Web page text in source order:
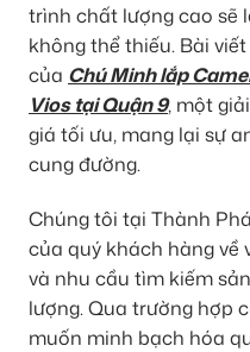
trình chất lượng cao sẽ
không thể thiếu. Bài
của Chú Minh lắp
Vios tại Quận 9, một
giá tối ưu, mang lại sự
cung đường.
Chúng tôi tại Thành
của quý khách hàng về
và nhu cầu tìm kiếm
lượng. Qua trường hợp
muốn minh bạch hóa